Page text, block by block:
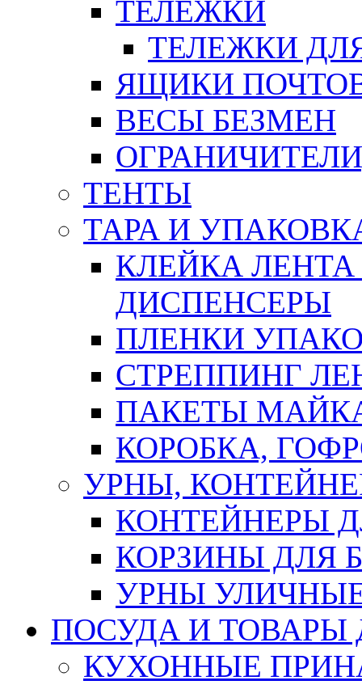
ТЕЛЕЖКИ
ТЕЛЕЖКИ
ЯЩИКИ
ВЕСЫ БЕЗМЕН
ТЕНТЫ
ТАРА И
КЛЕЙКА
ДИСПЕНСЕРЫ
ПЛЕНКИ
СТРЕППИНГ
ПАКЕТЫ
КОРОБКА,
УРНЫ,
КОНТЕЙНЕРЫ
КОРЗИНЫ ДЛЯ
УРНЫ
ПОСУДА И ТОВАРЫ
КУХОННЫЕ